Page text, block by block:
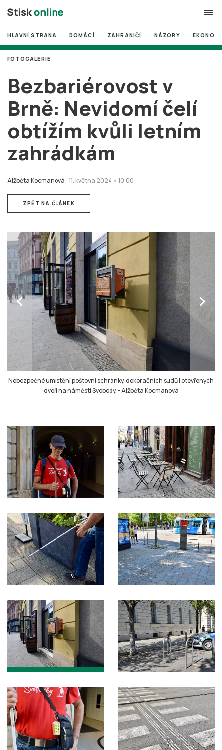
search
# MUNI
# Brno
# volby
login PŘIHLÁSIT SE
Zapomněli jste heslo?
HLAVNÍ STRANA DOMÁCÍ ZAHRANIČÍ NÁZORY
Bezbariérovost v
Brně: Nevidomí čelí
obtížím kvůli letním
zahrádkám
Alžběta Kocmanová 11. května 2024 • 10:00
FOTOGALERIE
ZPĚT NA ČLÁNEK
chevron_left chevron_right
Nebezpečné umístění poštovní schránky, dekoračních sudů i otevřených
dveří na náměstí Svobody.-Alžběta Kocmanová